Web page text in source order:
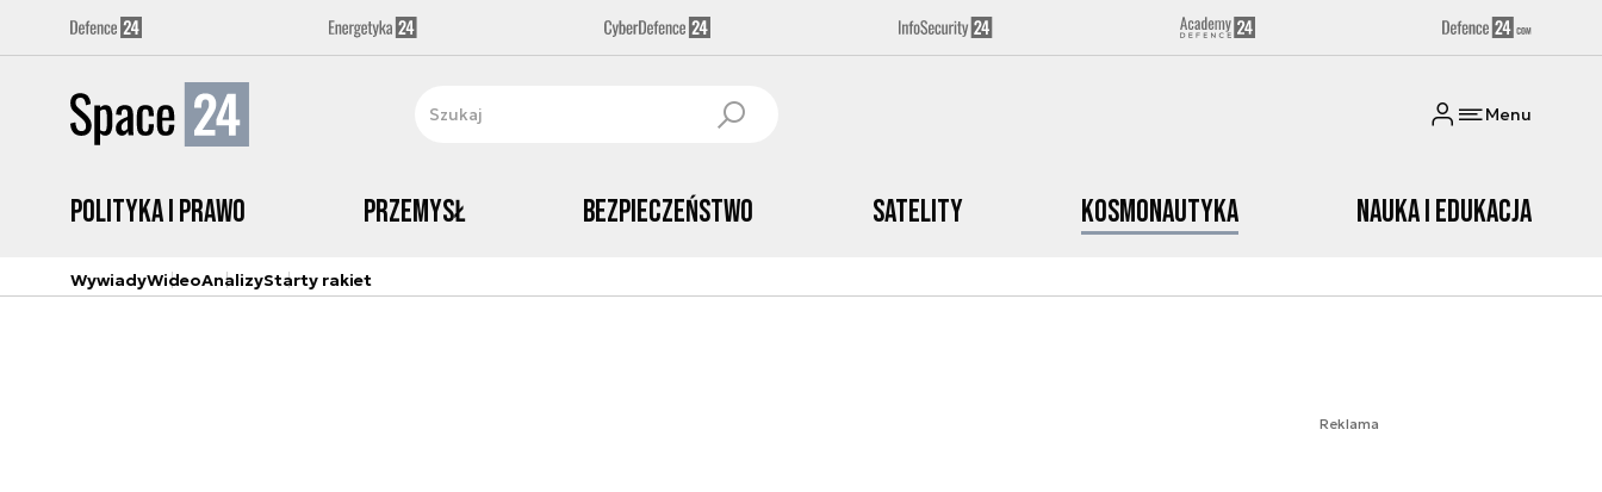
Menu
Polityka i prawo Przemysł Bezpieczeństwo Satelity Kosmonautyka Nauka i edukacja
WywiadyWideoAnalizyStarty rakiet
Reklama